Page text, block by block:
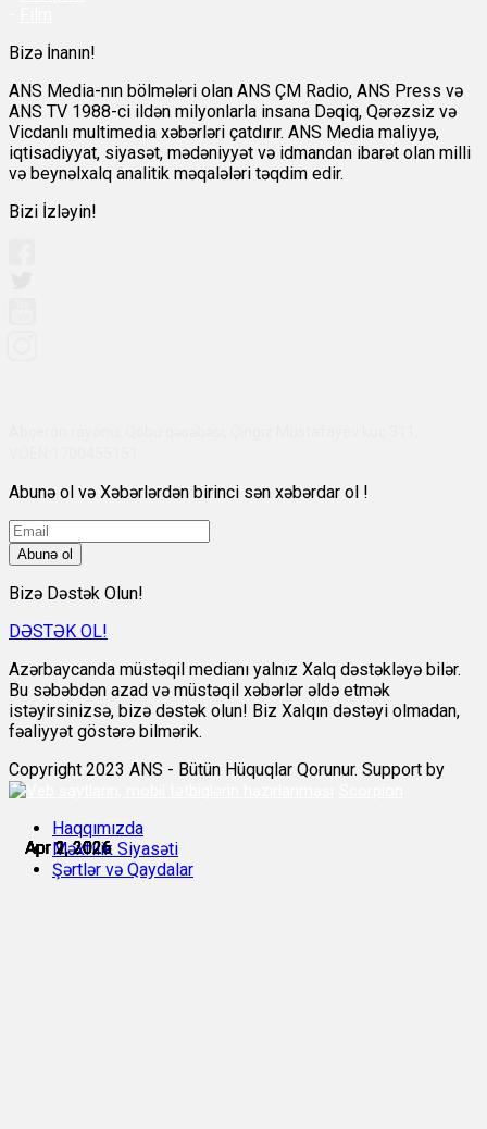
Apr 1, 2026
Apr 1, 2026
Apr 1, 2026
Apr 2, 2026
Apr 2, 2026
Apr 2, 2026
Bizə İnanın!
ANS Media-nın bölmələri olan ANS ÇM Radio, ANS Press və
ANS TV 1988-ci ildən milyonlarla insana Dəqiq, Qərəzsiz və
Vicdanlı multimedia xəbərləri çatdırır. ANS Media maliyyə,
iqtisadiyyat, siyasət, mədəniyyət və idmandan ibarət olan milli
və beynəlxalq analitik məqalələri təqdim edir.
Bizi İzləyin!
Abunə ol və Xəbərlərdən birinci sən xəbərdar ol !
Abunə ol
Bizə Dəstək Olun!
DƏSTƏK OL!
Azərbaycanda müstəqil medianı yalnız Xalq dəstəkləyə bilər.
Bu səbəbdən azad və müstəqil xəbərlər əldə etmək
istəyirsinizsə, bizə dəstək olun! Biz Xalqın dəstəyi olmadan,
fəaliyyət göstərə bilmərik.
Copyright 2023 ANS - Bütün Hüquqlar Qorunur. Support by
Haqqımızda
Məxfilik Siyasəti
Şərtlər və Qaydalar